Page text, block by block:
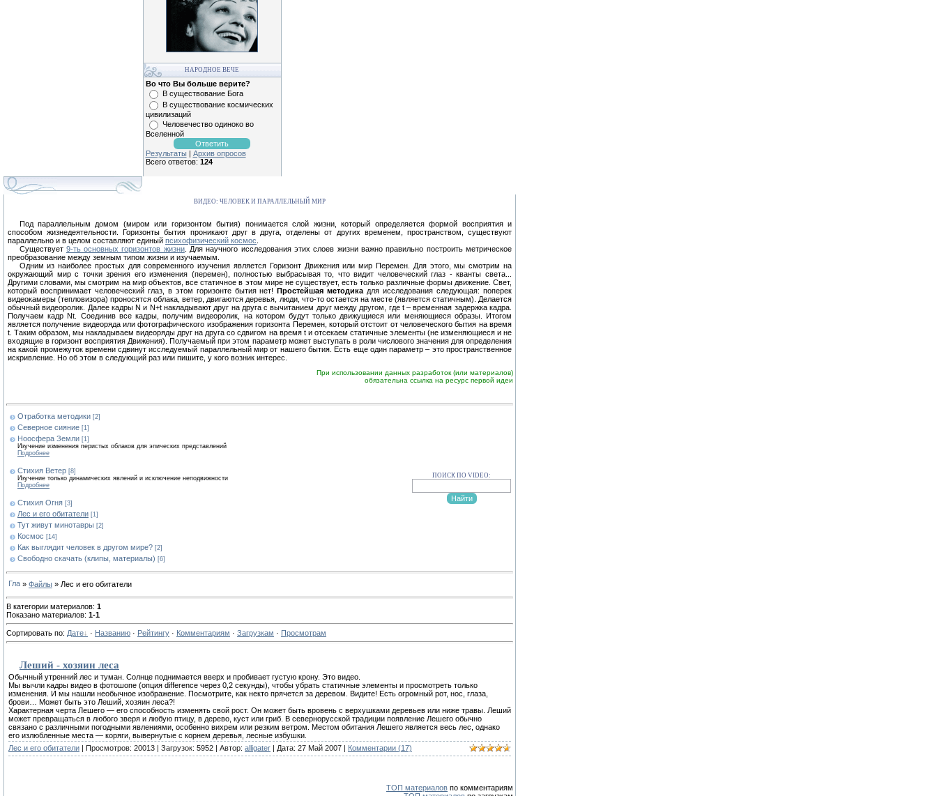
НАРОДНОЕ ВЕЧЕ
Во что Вы больше верите?
В существование Бога
В существование космических
цивилизаций
Человечество одиноко во
Вселенной
Результаты| Архив опросов
Всего ответов: 124
ВИДЕО: ЧЕЛОВЕК И ПАРАЛЛЕЛЬНЫЙ МИР
Под параллельным домом (миром или горизонтом бытия) понимается слой жизни, который определяется формой восприятия и
способом жизнедеятельности. Горизонты бытия проникают друг в друга, отделены от других временем, пространством, существуют
параллельно и в целом составляют единый психофизический космос
Существует 9-ть основных горизонтов жизни. Для научного исследования этих слоев жизни важно правильно построить метрическое
преобразование между земным типом жизни и изучаемым.
Одним из наиболее простых для современного изучения является Горизонт Движения или мир Перемен. Для этого, мы смотрим на
окружающий мир с точки зрения его изменения (перемен), полностью выбрасывая то, что видит человеческий глаз - кванты света...
Другими словами, мы смотрим на мир объектов, все статичное в этом мире не существует, есть только различные формы движение. Свет,
который воспринимает человеческий глаз, в этом горизонте бытия нет!Простейшая методика для исследования следующая: поперек
видеокамеры (тепловизора) проносятся облака, ветер, двигаются деревья, люди, что-то остается на месте (является статичным). Делается
обычный видеоролик. Далее кадры N и N+t накладывают друг на друга с вычитанием друг между другом, где t – временная задержка кадра.
Получаем кадр Nt. Соединив все кадры, получим видеоролик, на котором будут только движущиеся или меняющиеся образы. Итогом
является получение видеоряда или фотографического изображения горизонта Перемен, который отстоит от человеческого бытия на время
t. Таким образом, мы накладываем видеоряды друг на друга со сдвигом на время t и отсекаем статичные элементы (не изменяющиеся и не
входящие в горизонт восприятия Движения). Получаемый при этом параметр может выступать в роли числового значения для определения
на какой промежуток времени сдвинут исследуемый параллельный мир от нашего бытия. Есть еще один параметр – это пространственное
искривление. Но об этом в следующий раз или пишите, у кого возник интерес.
При использовании данных разработок (или материалов)
обязательна ссылка на ресурс первой идеи
Отработка методики [2]
Северное сияние [1]
Ноосфера Земли [1]
Изучение изменения перистых облаков для эпических представлений
Подробнее
Стихия Ветер [8]
Изучение только динамических явлений и исключение неподвижности
Подробнее
Стихия Огня [3]
Лес и его обитатели [1]
Тут живут минотавры [2]
Космос [14]
Как выглядит человек в другом мире? [2]
Свободно скачать (клипы, материалы) [6]
ПОИСК ПО VIDEO:
» Файлы » Лес и его обитатели
В категории материалов: 1
Показано материалов: 1-1
Сортировать по: Дате · Названию · Рейтингу · Комментариям · Загрузкам · Просмотрам
Леший - хозяин леса
Обычный утренний лес и туман. Солнце поднимается вверх и пробивает густую крону. Это видео.
Мы вычли кадры видео в фотошопе (опция difference через 0,2 секунды), чтобы убрать статичные элементы и просмотреть только
изменения. И мы нашли необычное изображение. Посмотрите, как некто прячется за деревом. Видите! Есть огромный рот, нос, глаза,
брови… Может быть это Леший, хозяин леса?!
Характерная черта Лешего — его способность изменять свой рост. Он может быть вровень с верхушками деревьев или ниже травы. Леший
может превращаться в любого зверя и любую птицу, в дерево, куст или гриб. В севернорусской традиции появление Лешего обычно
связано с различными погодными явлениями, особенно вихрем или резким ветром. Местом обитания Лешего является весь лес, однако
его излюбленные места — коряги, вывернутые с корнем деревья, лесные избушки.
Лес и его обитатели | Просмотров: 20013 | Загрузок: 5952 | Автор: alligater | Дата: 27 Май 2007 | Комментарии (17)
ТОП материалов по комментариям